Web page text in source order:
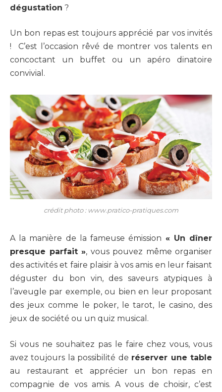
dégustation ?
Un bon repas est toujours apprécié par vos invités
! C’est l’occasion rêvé de montrer vos talents en
concoctant un buffet ou un apéro dinatoire
convivial.
crédit photo : www.pratico-pratiques.com
A la manière de la fameuse émission « Un dîner
presque parfait », vous pouvez même organiser
des activités et faire plaisir à vos amis en leur faisant
déguster du bon vin, des saveurs atypiques à
l’aveugle par exemple, ou bien en leur proposant
des jeux comme le poker, le tarot, le casino, des
jeux de société ou un quiz musical.
Si vous ne souhaitez pas le faire chez vous, vous
avez toujours la possibilité de réserver une table
au restaurant et apprécier un bon repas en
compagnie de vos amis. A vous de choisir, c’est